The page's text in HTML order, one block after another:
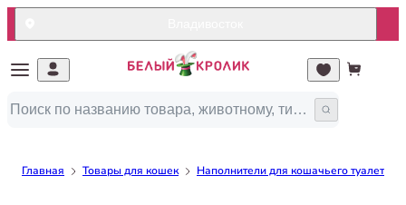
Главная Товары для кошек Наполнители для кошачьего туалета/